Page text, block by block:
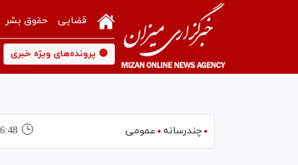
قضایی حقوق بشر
🟡 پرونده‌های ویژه خبری
چندرسانه عمومی